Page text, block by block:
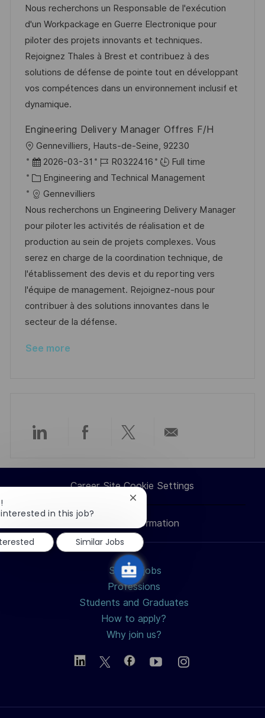
t
i
o
n
e
d
D
a
t
e
I
d
t
e
g
o
r
y
Nous recherchons un Responsable de l'exécution
d'un Workpackage en Guerre Electronique pour
piloter des projets innovants et techniques.
Rejoignez Thales à Brest et contribuez à des
solutions de défense de pointe tout en développant
vos compétences dans un environnement inclusif et
dynamique.
Engineering Delivery Manager Offres F/H
L
o
c
a
t
i
o
n
Gennevilliers, Hauts-de-Seine, 92230
P
o
s
t
e
d
D
a
t
e
2026-03-31
J
o
I
d
R0322416
Full time
C
a
t
e
g
o
r
y
Engineering and Technical Management
Gennevilliers
Nous recherchons un Engineering Delivery Manager
pour piloter les activités de réalisation et de
production au sein de projets complexes. Vous
serez en charge de la coordination technique, de
l'établissement des devis et du reporting vers
l'équipe de management. Rejoignez-nous pour
contribuer à des solutions innovantes dans le
secteur de la défense.
See more
Share
via
Share
via
Facebook
Share
via
twitter
via
email
Career Site Cookie Settings
Personal Information
Search jobs
Professions
Students and Graduates
How to apply?
Why join us?
in this job?
Close
notification
Similar Jobs